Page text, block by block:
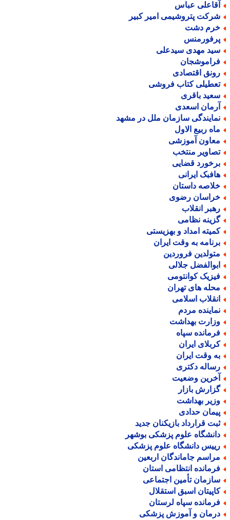
عباس
پتروشیمی امیر کبیر
دشت
مهدی سیدعلی
اقتصادی
کتاب فروشی
باقری
اسعدی
سازمان ملل در مشهد
ربیع الاول
آموزشی
منتخب
قضایی
ایرانی
داستان
رضوی
انقلاب
نظامی
امداد و بهزیستی
به وقت ایران
فروردین
جلالی
کوانتومی
های تهران
اسلامی
مردم
بهداشت
سپاه
ایران
وقت ایران
دکتری
وضعیت
بازار
بهداشت
حدادی
قرارداد بازیکنان جدید
علوم پزشکی بوشهر
دانشگاه علوم پزشکی
جاماندگان اربعین
انتظامی استان
تأمین اجتماعی
اسبق استقلال
سپاه لرستان
و آموزش پزشکی